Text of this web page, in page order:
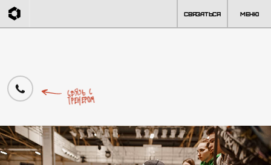
Связаться Меню
Связь с
тренером